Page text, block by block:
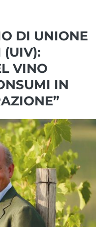
DI UNIONE
(UIV):
VINO
IN